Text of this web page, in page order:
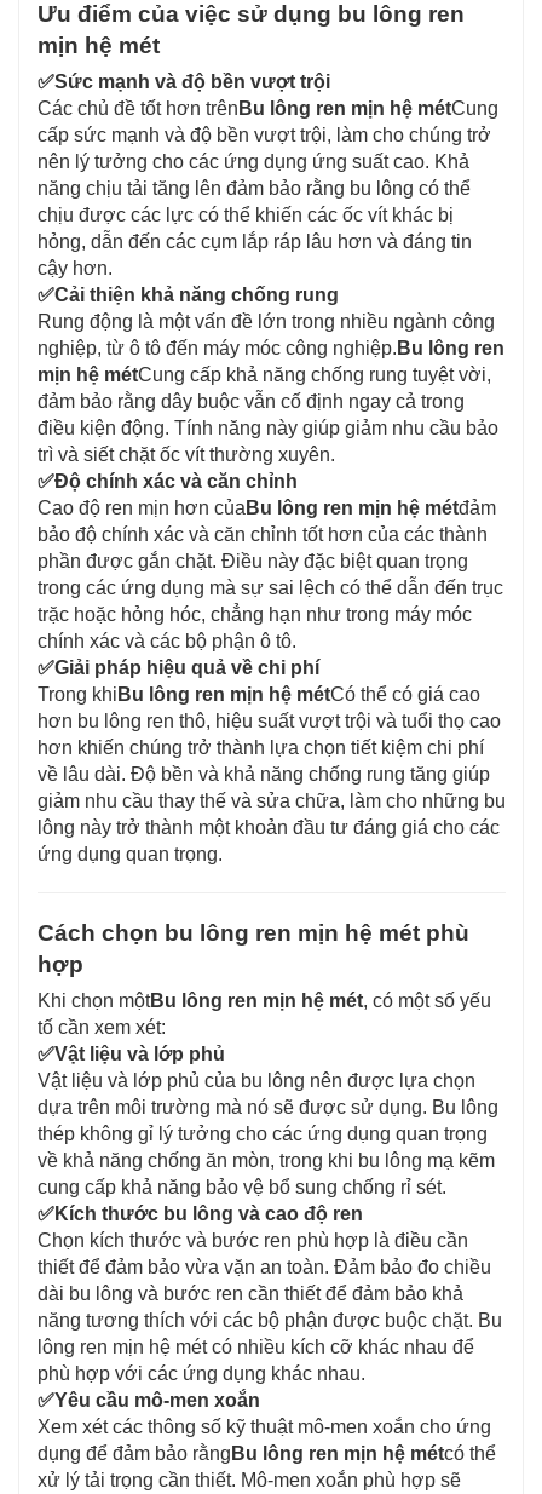
Ưu điểm của việc sử dụng bu lông ren
mịn hệ mét
✅Sức mạnh và độ bền vượt trội
Các chủ đề tốt hơn trên Bu lông ren mịn hệ métCung
cấp sức mạnh và độ bền vượt trội, làm cho chúng trở
nên lý tưởng cho các ứng dụng ứng suất cao. Khả
năng chịu tải tăng lên đảm bảo rằng bu lông có thể
chịu được các lực có thể khiến các ốc vít khác bị
hỏng, dẫn đến các cụm lắp ráp lâu hơn và đáng tin
cậy hơn.
✅Cải thiện khả năng chống rung
Rung động là một vấn đề lớn trong nhiều ngành công
nghiệp, từ ô tô đến máy móc công nghiệp. Bu lông ren
mịn hệ métCung cấp khả năng chống rung tuyệt vời,
đảm bảo rằng dây buộc vẫn cố định ngay cả trong
điều kiện động. Tính năng này giúp giảm nhu cầu bảo
trì và siết chặt ốc vít thường xuyên.
✅Độ chính xác và căn chỉnh
Cao độ ren mịn hơn của Bu lông ren mịn hệ métđảm
bảo độ chính xác và căn chỉnh tốt hơn của các thành
phần được gắn chặt. Điều này đặc biệt quan trọng
trong các ứng dụng mà sự sai lệch có thể dẫn đến trục
trặc hoặc hỏng hóc, chẳng hạn như trong máy móc
chính xác và các bộ phận ô tô.
✅Giải pháp hiệu quả về chi phí
Trong khi Bu lông ren mịn hệ métCó thể có giá cao
hơn bu lông ren thô, hiệu suất vượt trội và tuổi thọ cao
hơn khiến chúng trở thành lựa chọn tiết kiệm chi phí
về lâu dài. Độ bền và khả năng chống rung tăng giúp
giảm nhu cầu thay thế và sửa chữa, làm cho những bu
lông này trở thành một khoản đầu tư đáng giá cho các
ứng dụng quan trọng.
Cách chọn bu lông ren mịn hệ mét phù
hợp
Khi chọn mộtBu lông ren mịn hệ mét, có một số yếu
tố cần xem xét:
✅Vật liệu và lớp phủ
Vật liệu và lớp phủ của bu lông nên được lựa chọn
dựa trên môi trường mà nó sẽ được sử dụng. Bu lông
thép không gỉ lý tưởng cho các ứng dụng quan trọng
về khả năng chống ăn mòn, trong khi bu lông mạ kẽm
cung cấp khả năng bảo vệ bổ sung chống rỉ sét.
✅Kích thước bu lông và cao độ ren
Chọn kích thước và bước ren phù hợp là điều cần
thiết để đảm bảo vừa vặn an toàn. Đảm bảo đo chiều
dài bu lông và bước ren cần thiết để đảm bảo khả
năng tương thích với các bộ phận được buộc chặt. Bu
lông ren mịn hệ mét có nhiều kích cỡ khác nhau để
phù hợp với các ứng dụng khác nhau.
✅Yêu cầu mô-men xoắn
Xem xét các thông số kỹ thuật mô-men xoắn cho ứng
dụng để đảm bảo rằng Bu lông ren mịn hệ métcó thể
xử lý tải trọng cần thiết. Mô-men xoắn phù hợp sẽ